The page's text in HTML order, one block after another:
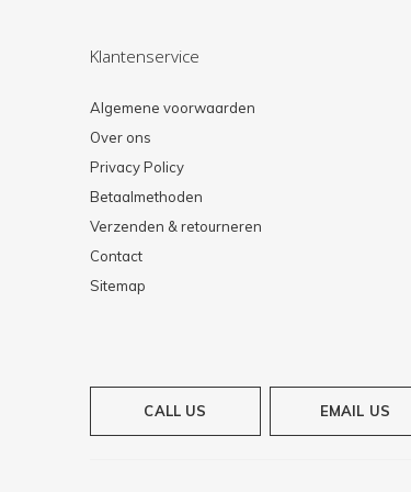
Klantenservice
Algemene voorwaarden
Over ons
Privacy Policy
Betaalmethoden
Verzenden & retourneren
Contact
Sitemap
CALL US EMAIL US